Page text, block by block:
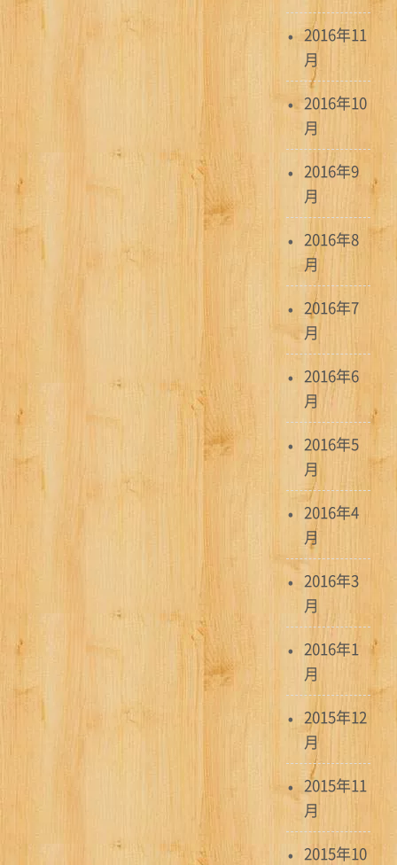
2016年11
月
2016年10
月
2016年9
月
2016年8
月
2016年7
月
2016年6
月
2016年5
月
2016年4
月
2016年3
月
2016年1
月
2015年12
月
2015年11
月
2015年10